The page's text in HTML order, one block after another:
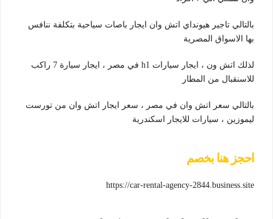
بالتالي تاجير هيونداي اتش وان ايجار باصات سياحية بتكلفة ننافس
بها الاسواق المصرية
لذلك اتش ون ، ايجار سيارات h1 في مصر ، ايجار سيارة 7 راكب
للاسنقبال من المطار
بالتالي سعر اتش وان في مصر ، سعر ايجار اتش وان من تورست
ليموزين ، سيارات للايجار اسكندرية
احجز هنا بخصم
https://car-rental-agency-2844.business.site